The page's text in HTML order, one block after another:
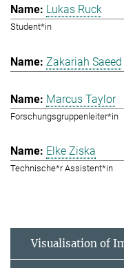
Lukas Ruck
Student*in
Zakariah Saeed
Marcus Taylor
Forschungsgruppenleiter*in
Elke Ziska
Technische*r Assistent*in
Visualisation of